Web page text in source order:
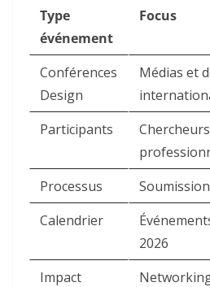
Type
événement
Focus
Conférences
Design
Médias et
Participants
Processus
Calendrier
2026 ​
Impact